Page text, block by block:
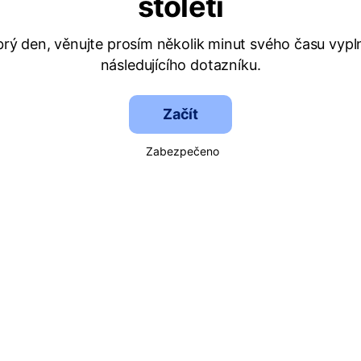
den, věnujte prosím několik minut svého času
následujícího dotazníku.
Začít
Zabezpečeno